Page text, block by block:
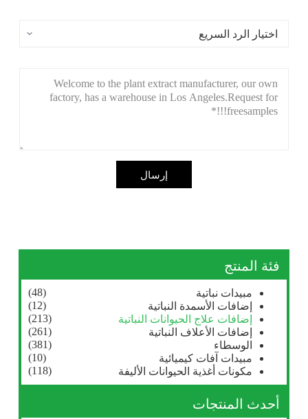
إرسال
فئة المنتج
مبيدات نباتية
(48)
إضافات الأسمدة النباتية
(12)
إضافات علاج الحيوانات النباتية
(213)
إضافات الأعلاف النباتية
(261)
الوسطاء
(381)
مبيدات آفات كيميائية
(10)
مكونات أغذية الحيوانات الأليفة
(118)
أحدث المنتجات